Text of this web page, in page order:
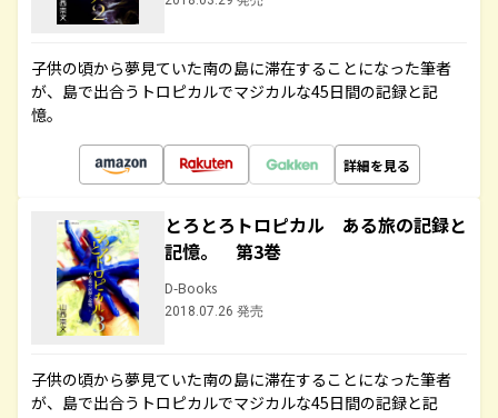
子供の頃から夢見ていた南の島に滞在することになった筆者
が、島で出合うトロピカルでマジカルな45日間の記録と記
憶。
詳細を見る
とろとろトロピカル ある旅の記録と
記憶。 第3巻
D-Books
2018.07.26 発売
子供の頃から夢見ていた南の島に滞在することになった筆者
が、島で出合うトロピカルでマジカルな45日間の記録と記